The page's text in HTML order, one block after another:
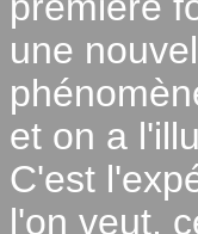
une
et on a
C'est
l'on veut,